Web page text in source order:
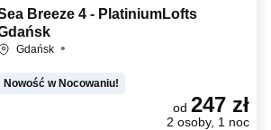
Breeze 4 - PlatiniumLofts
Gdańsk
Nowość w Nocowaniu!
od 247 zł
2 osoby, 1 noc